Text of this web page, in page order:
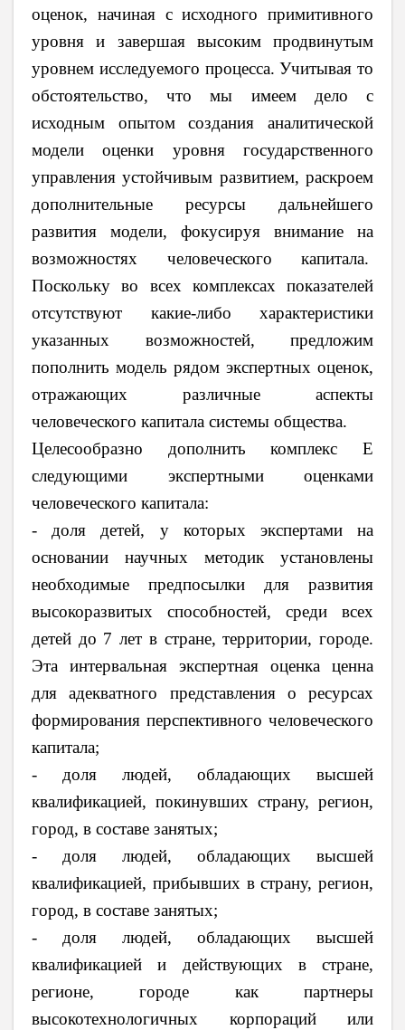
оценок, начиная с исходного примитивного
уровня и завершая высоким продвинутым
уровнем исследуемого процесса. Учитывая то
обстоятельство, что мы имеем дело с
исходным опытом создания аналитической
модели оценки уровня государственного
управления устойчивым развитием, раскроем
дополнительные ресурсы дальнейшего
развития модели, фокусируя внимание на
возможностях человеческого капитала.
Поскольку во всех комплексах показателей
отсутствуют какие-либо характеристики
указанных возможностей, предложим
пополнить модель рядом экспертных оценок,
отражающих различные аспекты
человеческого капитала системы общества.
Целесообразно дополнить комплекс E
следующими экспертными оценками
человеческого капитала:
- доля детей, у которых экспертами на
основании научных методик установлены
необходимые предпосылки для развития
высокоразвитых способностей, среди всех
детей до 7 лет в стране, территории, городе.
Эта интервальная экспертная оценка ценна
для адекватного представления о ресурсах
формирования перспективного человеческого
капитала;
- доля людей, обладающих высшей
квалификацией, покинувших страну, регион,
город, в составе занятых;
- доля людей, обладающих высшей
квалификацией, прибывших в страну, регион,
город, в составе занятых;
- доля людей, обладающих высшей
квалификацией и действующих в стране,
регионе, городе как партнеры
высокотехнологичных корпораций или